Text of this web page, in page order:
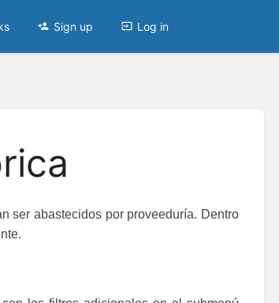
Sign up Log in
ser abastecidos por proveeduría. Dentro